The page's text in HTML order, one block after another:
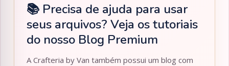
📚 Precisa de ajuda para usar
seus arquivos? Veja os tutoriais
do nosso Blog Premium
A Crafteria by Van também possui um blog com